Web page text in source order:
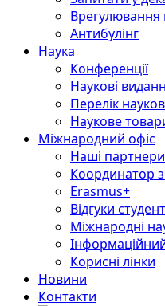
Врегулювання
Антибулінг
Наука
Конференції
Наукові
Перелік
Наукове
Міжнародний офіс
Наші партнери
Координатор з
Erasmus+
Відгуки
Міжнародні
Корисні лінки
Новини
Контакти